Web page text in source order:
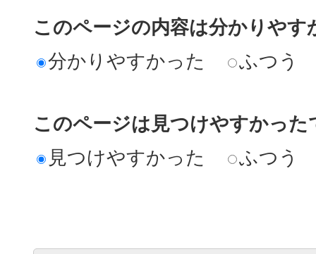
このページの内容は分かりやす
分かりやすかった
ふつう
このページは見つけやすかった
見つけやすかった
ふつう